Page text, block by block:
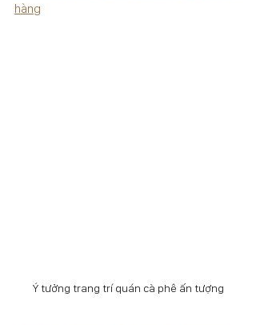
hàng
Ý tưởng trang trí quán cà phê ấn tượng